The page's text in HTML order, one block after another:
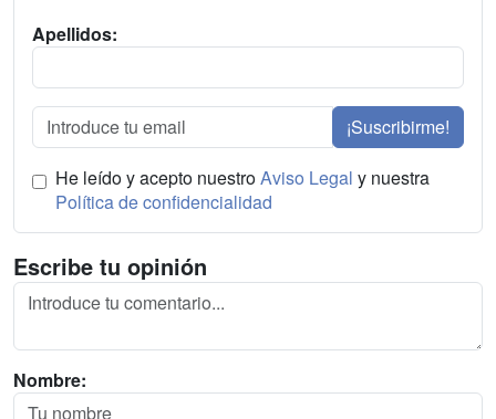
Apellidos:
¡Suscribirme!
He leído y acepto nuestroAviso Legal y nuestra
Política de confidencialidad
Escribe tu opinión
Nombre: